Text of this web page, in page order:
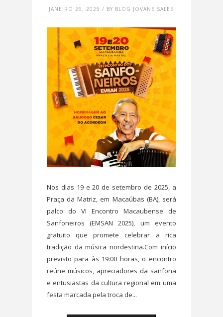
JANEIRO 26, 2025 / BY BLOG JOVANE SALES
Nos dias 19 e 20 de setembro de 2025, a
Praça da Matriz, em Macaúbas (BA), será
palco do VI Encontro Macaubense de
Sanfoneiros (EMSAN 2025), um evento
gratuito que promete celebrar a rica
tradição da música nordestina.Com início
previsto para às 19:00 horas, o encontro
reúne músicos, apreciadores da sanfona
e entusiastas da cultura regional em uma
festa marcada pela troca de...